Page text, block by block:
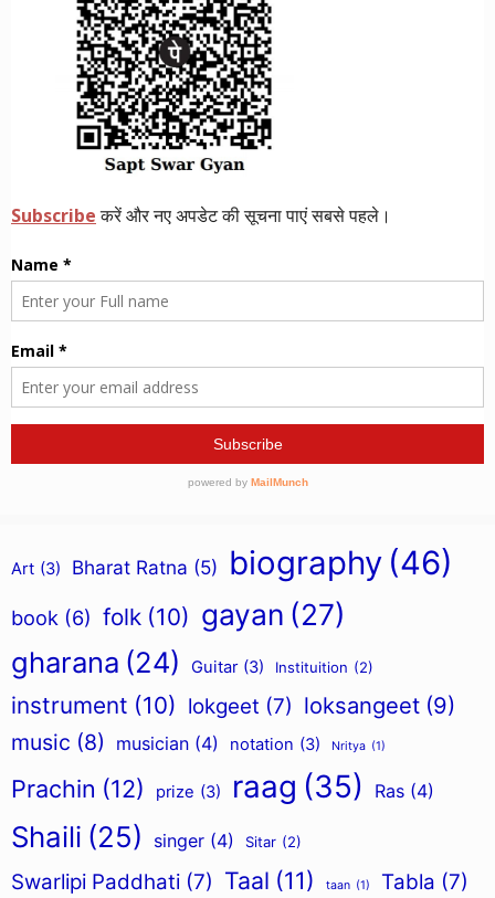
Art (3) Bharat Ratna (5) biography (46)
book (6) folk (10) gayan (27)
gharana (24) Guitar (3) Instituition (2)
instrument (10) lokgeet (7) loksangeet (9)
music (8) musician (4) notation (3) Nritya (1)
Prachin (12) prize (3) raag (35) Ras (4)
Shaili (25) singer (4) Sitar (2)
Swarlipi Paddhati (7) Taal (11) taan (1) Tabla (7)